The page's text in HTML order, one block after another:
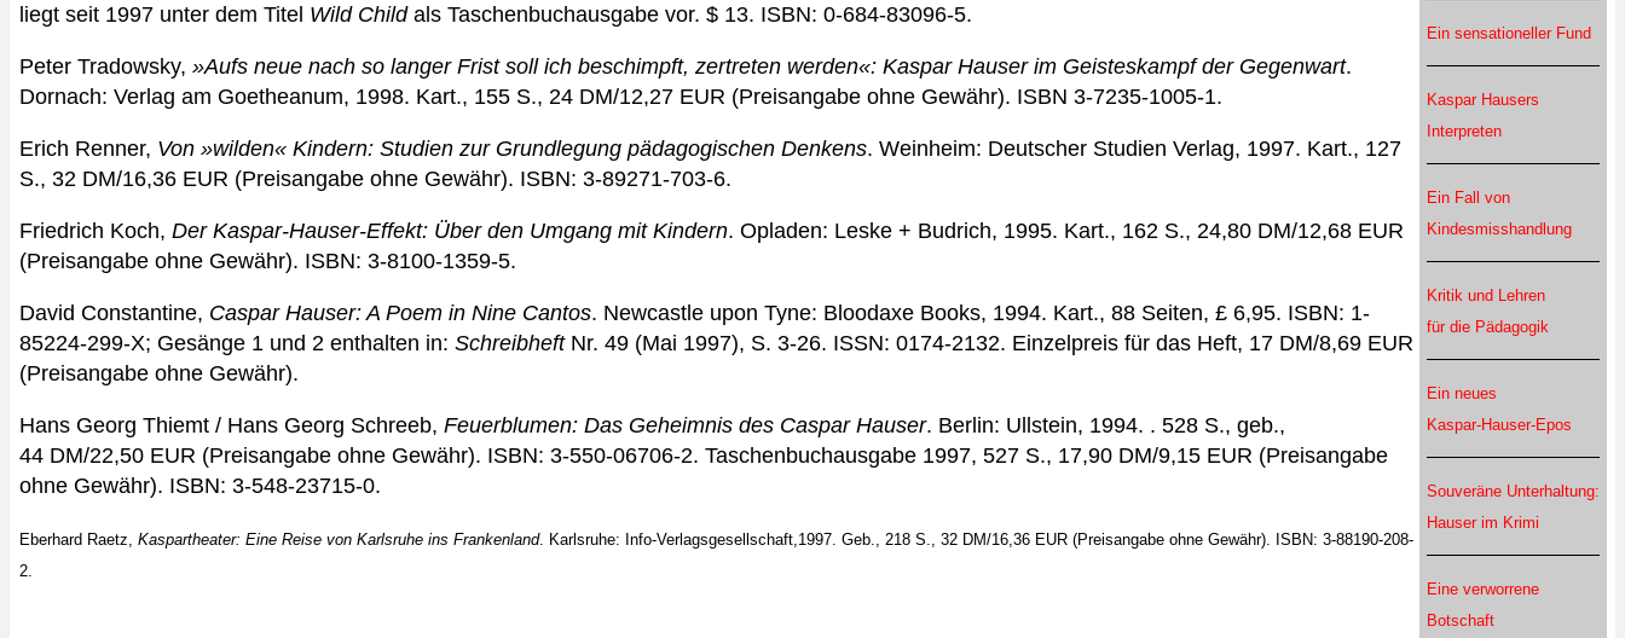
liegt seit 1997 unter dem Titel Wild Childals Taschenbuchausgabe vor. $ 13. ISBN: 0-684-83096-5.
Peter Tradowsky, »Aufs neue nach so langer Frist soll ich beschimpft, zertreten werden«: Kaspar Hauser im Geisteskampf der Gegenwart.
Dornach: Verlag am Goetheanum, 1998. Kart., 155 S., 24 DM/12,27 EUR (Preisangabe ohne Gewähr). ISBN 3-7235-1005-1.
Erich Renner, Von »wilden« Kindern: Studien zur Grundlegung pädagogischen Denkens. Weinheim: Deutscher Studien Verlag, 1997. Kart., 127
S., 32 DM/16,36 EUR (Preisangabe ohne Gewähr). ISBN: 3-89271-703-6.
Friedrich Koch, Der Kaspar-Hauser-Effekt: Über den Umgang mit Kindern. Opladen: Leske + Budrich, 1995. Kart., 162 S., 24,80 DM/12,68 EUR
(Preisangabe ohne Gewähr). ISBN: 3-8100-1359-5.
David Constantine, Caspar Hauser: A Poem in Nine Cantos. Newcastle upon Tyne: Bloodaxe Books, 1994. Kart., 88 Seiten, £ 6,95. ISBN: 1-
85224-299-X; Gesänge 1 und 2 enthalten in: SchreibheftNr. 49 (Mai 1997), S. 3-26. ISSN: 0174-2132. Einzelpreis für das Heft, 17 DM/8,69 EUR
(Preisangabe ohne Gewähr).
Hans Georg Thiemt / Hans Georg Schreeb, Feuerblumen: Das Geheimnis des Caspar Hauser. Berlin: Ullstein, 1994. . 528 S., geb.,
44 DM/22,50 EUR (Preisangabe ohne Gewähr). ISBN: 3-550-06706-2. Taschenbuchausgabe 1997, 527 S., 17,90 DM/9,15 EUR (Preisangabe
ohne Gewähr). ISBN: 3-548-23715-0.
Eberhard Raetz, Kaspartheater: Eine Reise von Karlsruhe ins Frankenland. Karlsruhe: Info-Verlagsgesellschaft,1997. Geb., 218 S., 32 DM/16,36 EUR (Preisangabe ohne Gewähr). ISBN: 3-88190-208-
2.
Ein sensationeller Fund
Kaspar Hausers
Interpreten
Ein Fall von
Kindesmisshandlung
Kritik und Lehren
für die Pädagogik
Ein neues
Kaspar-Hauser-Epos
Souveräne Unterhaltung:
Hauser im Krimi
Eine verworrene
Botschaft